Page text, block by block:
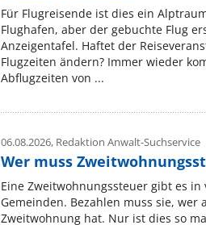
Für Flugreisende ist dies ein
Flughafen, aber der gebuchte Flug
Anzeigentafel. Haftet der
Flugzeiten ändern? Immer wieder
Abflugzeiten von ...
06.08.2026, Redaktion Anwalt-Suchservice
Wer muss
Eine Zweitwohnungssteuer gibt es
Gemeinden. Bezahlen muss sie, wer
Zweitwohnung hat. Nur ist dies so